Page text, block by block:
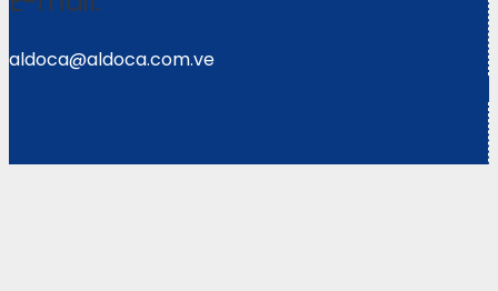
aldoca@aldoca.com.ve